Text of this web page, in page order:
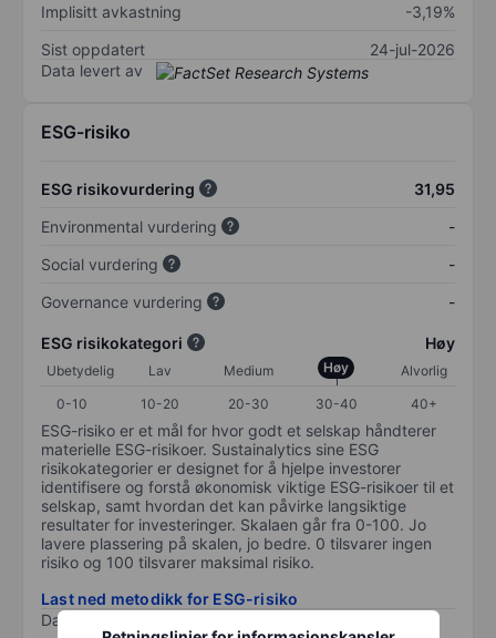
Implisitt avkastning
-3,19%
Sist oppdatert
24-jul-2026
Data levert av
ESG-risiko
ESG risikovurdering
31,95
Environmental vurdering
-
Social vurdering
-
Governance vurdering
-
ESG risikokategori Høy
Ubetydelig Lav Medium Høy
Alvorlig
0-10
10-20 20-30 30-40 40+
ESG-risiko er et mål for hvor godt et selskap håndterer
materielle ESG-risikoer. Sustainalytics sine ESG
risikokategorier er designet for å hjelpe investorer
identifisere og forstå økonomisk viktige ESG-risikoer til et
selskap, samt hvordan det kan påvirke langsiktige
resultater for investeringer. Skalaen går fra 0-100. Jo
lavere plassering på skalen, jo bedre. 0 tilsvarer ingen
risiko og 100 tilsvarer maksimal risiko.
Last ned metodikk for ESG-risiko
Data levert av